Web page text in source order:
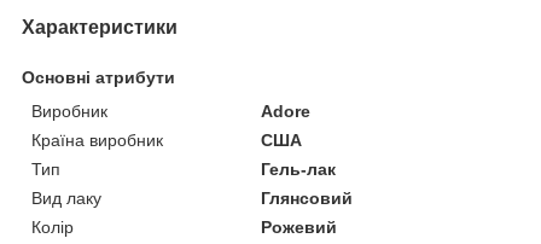
Характеристики
Основні атрибути
Виробник
Adore
Країна виробник
США
Тип
Гель-лак
Вид лаку
Глянсовий
Колір
Рожевий